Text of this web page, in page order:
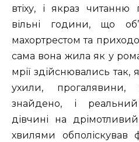
втіху, і якраз
вільні години, що
махортрестом та
сама вона жила як у
мрії здійснювались так,
ухили, прогалявини,
знайдено, і
дівчині на
хвилями обполіскував